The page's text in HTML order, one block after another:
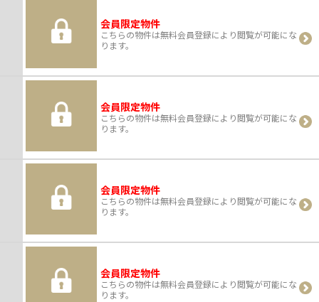
会員限定物件
こちらの物件は無料会員登録により閲覧が可能にな
ります。
会員限定物件
こちらの物件は無料会員登録により閲覧が可能にな
ります。
会員限定物件
こちらの物件は無料会員登録により閲覧が可能にな
ります。
会員限定物件
こちらの物件は無料会員登録により閲覧が可能にな
ります。